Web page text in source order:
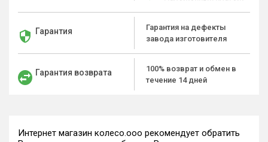
Гарантия
Гарантия на дефекты
завода изготовителя
Гарантия возврата
100% возврат и обмен в
течение 14 дней
Интернет магазин колесо.ооо рекомендует обратить